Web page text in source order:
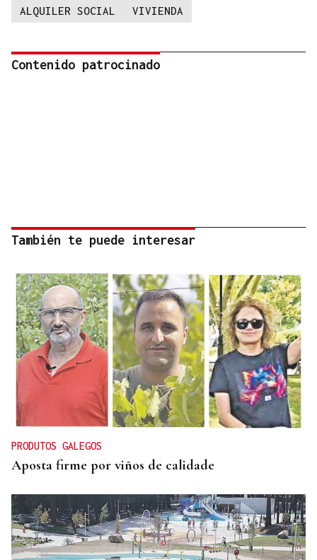
ALQUILER SOCIAL VIVIENDA
Contenido patrocinado
También te puede interesar
PRODUTOS GALEGOS
Aposta firme por viños de calidade